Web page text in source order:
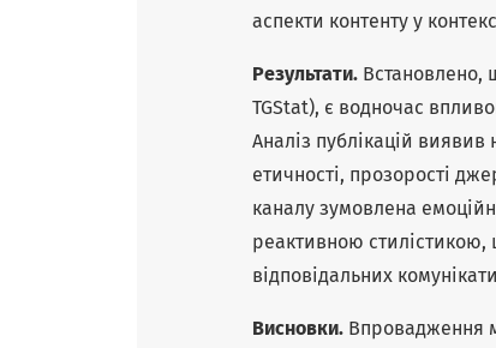
аспекти контенту у
Результати. Встановлено,
TGStat), є водночас
Аналіз публікацій
етичності, прозорості
каналу зумовлена
реактивною стилістикою,
відповідальних
Висновки. Впровадження